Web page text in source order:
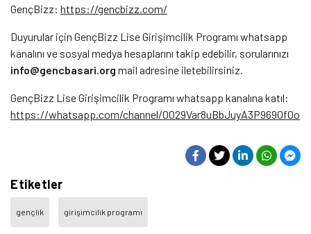
GençBizz: https://gencbizz.com/
Duyurular için GençBizz Lise Girişimcilik Programı whatsapp
kanalını ve sosyal medya hesaplarını takip edebilir, sorularınızı
info@gencbasari.org mail adresine iletebilirsiniz.
GençBizz Lise Girişimcilik Programı whatsapp kanalına katıl:
https://whatsapp.com/channel/0029Var8uBbJuyA3P9690f0o
Etiketler
gençlik girişimcilik programı